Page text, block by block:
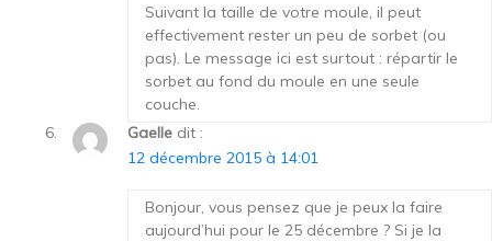
Suivant la taille de votre moule, il peut
effectivement rester un peu de sorbet (ou
pas). Le message ici est surtout : répartir le
sorbet au fond du moule en une seule
couche.
Gaelle dit :
12 décembre 2015 à 14:01
Bonjour, vous pensez que je peux la faire
aujourd’hui pour le 25 décembre ? Si je la